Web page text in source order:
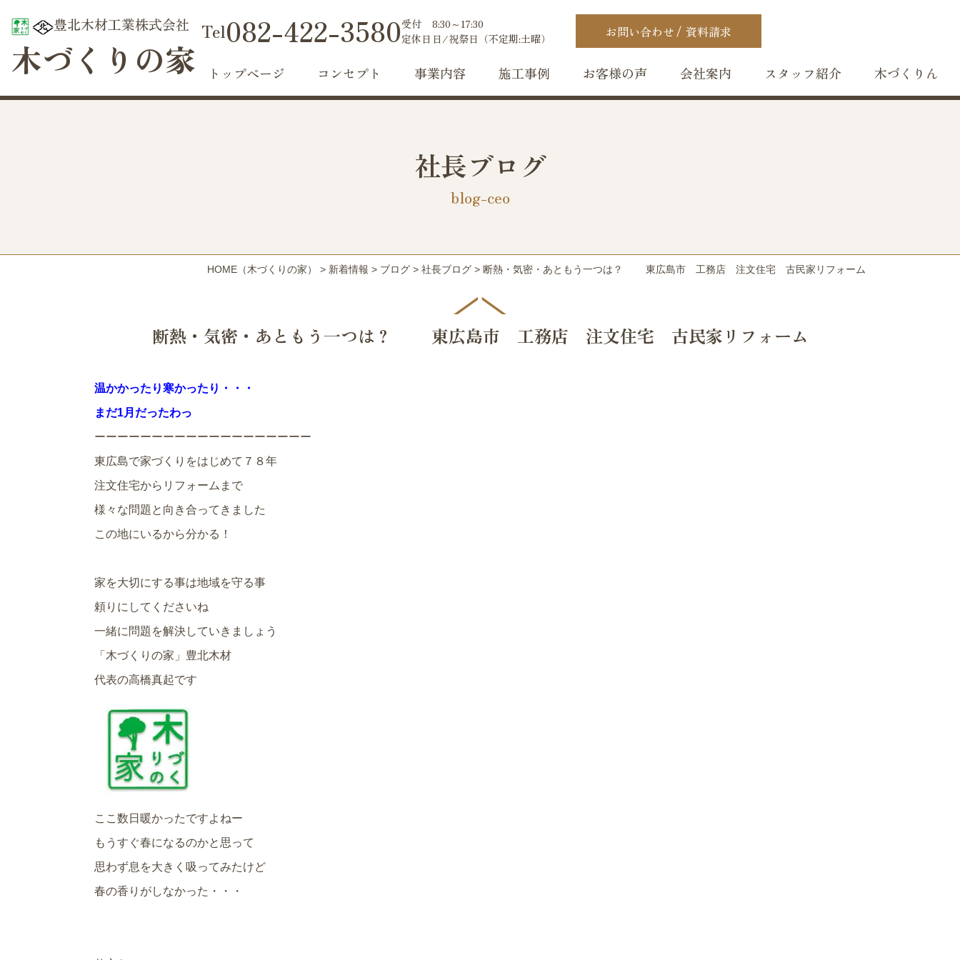
豊北木材工業株式会社
木づくりの家
082-422-3580受付
8:30～17:30
定休日 日/祝祭日（不定期:土曜） お問い合わせ 資料請求
トップページ コンセプト 事業内容 施工事例 お客様の声 会社案内 スタッフ紹介 木づくりん
社長ブログ
blog-ceo
HOME （木づくりの家） > 新着情報 > ブログ > 社長ブログ > 断熱・気密・あともう一つは？ 東広島市 工務店 注文住宅 古民家リフォーム
断熱・気密・あともう一つは？ 東広島市 工務店 注文住宅 古民家リフォーム
温かかったり寒かったり・・・
まだ1月だったわっ
ーーーーーーーーーーーーーーーーーーー
東広島で家づくりをはじめて７８年
注文住宅からリフォームまで
様々な問題と向き合ってきました
この地にいるから分かる！
家を大切にする事は地域を守る事
頼りにしてくださいね
一緒に問題を解決していきましょう
「木づくりの家」豊北木材
代表の高橋真起です
ここ数日暖かったですよねー
もうすぐ春になるのかと思って
思わず息を大きく吸ってみたけど
春の香りがしなかった・・・